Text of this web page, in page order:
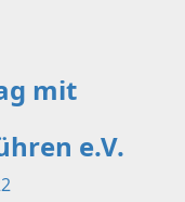
mit
e.V.